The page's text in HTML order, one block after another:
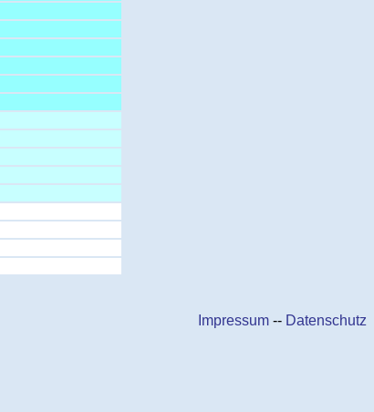
Impressum -- Datenschutz